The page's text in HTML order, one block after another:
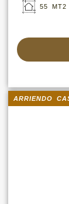
55 MT2
ARRIENDO